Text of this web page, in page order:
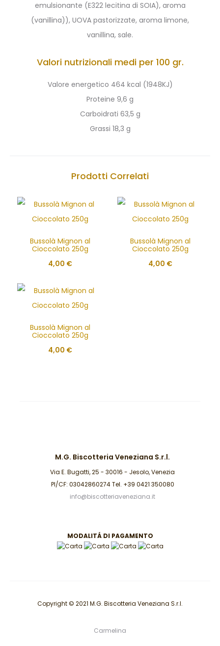
emulsionante (E322 lecitina di SOIA), aroma
(vanillina)), UOVA pastorizzate, aroma limone,
vanillina, sale.
Valori nutrizionali medi per 100 gr.
Valore energetico 464 kcal (1948KJ)
Proteine 9,6 g
Carboidrati 63,5 g
Grassi 18,3 g
Prodotti Correlati
Bussolà Mignon al
Cioccolato 250g
4,00 €
Bussolà Mignon al
Cioccolato 250g
4,00 €
Bussolà Mignon al
Cioccolato 250g
4,00 €
M.G. Biscotteria Veneziana S.r.l.
Via E. Bugatti, 25 - 30016 - Jesolo, Venezia
PI/CF: 03042860274 Tel. +39 0421 350080
info@biscotteriaveneziana.it
MODALITÁ DI PAGAMENTO
Copyright © 2021 M.G. Biscotteria Veneziana S.r.l.
Carmelina